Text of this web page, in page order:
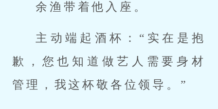
余渔带着他入座。
主动端起酒杯：“实在是抱
歉，您也知道做艺人需要身材
管理，我这杯敬各位领导。”